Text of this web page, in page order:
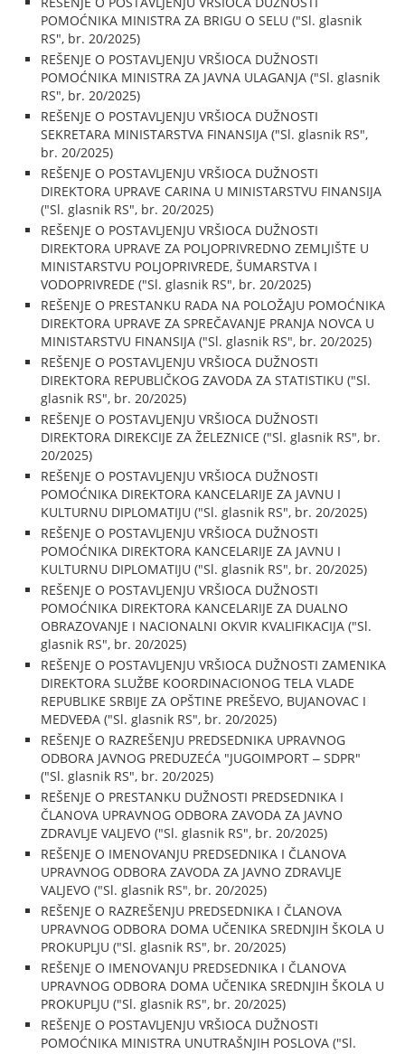
POMOĆNIKA MINISTRA ZA BRIGU O SELU ("Sl. glasnik
RS", br. 20/2025)
REŠENJE O POSTAVLJENJU VRŠIOCA DUŽNOSTI
POMOĆNIKA MINISTRA ZA JAVNA ULAGANJA ("Sl. glasnik
RS", br. 20/2025)
REŠENJE O POSTAVLJENJU VRŠIOCA DUŽNOSTI
SEKRETARA MINISTARSTVA FINANSIJA ("Sl. glasnik RS",
br. 20/2025)
REŠENJE O POSTAVLJENJU VRŠIOCA DUŽNOSTI
DIREKTORA UPRAVE CARINA U MINISTARSTVU FINANSIJA
("Sl. glasnik RS", br. 20/2025)
REŠENJE O POSTAVLJENJU VRŠIOCA DUŽNOSTI
DIREKTORA UPRAVE ZA POLJOPRIVREDNO ZEMLJIŠTE U
MINISTARSTVU POLJOPRIVREDE, ŠUMARSTVA I
VODOPRIVREDE ("Sl. glasnik RS", br. 20/2025)
REŠENJE O PRESTANKU RADA NA POLOŽAJU POMOĆNIKA
DIREKTORA UPRAVE ZA SPREČAVANJE PRANJA NOVCA U
MINISTARSTVU FINANSIJA ("Sl. glasnik RS", br. 20/2025)
REŠENJE O POSTAVLJENJU VRŠIOCA DUŽNOSTI
DIREKTORA REPUBLIČKOG ZAVODA ZA STATISTIKU ("Sl.
glasnik RS", br. 20/2025)
REŠENJE O POSTAVLJENJU VRŠIOCA DUŽNOSTI
DIREKTORA DIREKCIJE ZA ŽELEZNICE ("Sl. glasnik RS", br.
20/2025)
REŠENJE O POSTAVLJENJU VRŠIOCA DUŽNOSTI
POMOĆNIKA DIREKTORA KANCELARIJE ZA JAVNU I
KULTURNU DIPLOMATIJU ("Sl. glasnik RS", br. 20/2025)
REŠENJE O POSTAVLJENJU VRŠIOCA DUŽNOSTI
POMOĆNIKA DIREKTORA KANCELARIJE ZA JAVNU I
KULTURNU DIPLOMATIJU ("Sl. glasnik RS", br. 20/2025)
REŠENJE O POSTAVLJENJU VRŠIOCA DUŽNOSTI
POMOĆNIKA DIREKTORA KANCELARIJE ZA DUALNO
OBRAZOVANJE I NACIONALNI OKVIR KVALIFIKACIJA ("Sl.
glasnik RS", br. 20/2025)
REŠENJE O POSTAVLJENJU VRŠIOCA DUŽNOSTI ZAMENIKA
DIREKTORA SLUŽBE KOORDINACIONOG TELA VLADE
REPUBLIKE SRBIJE ZA OPŠTINE PREŠEVO, BUJANOVAC I
MEDVEĐA ("Sl. glasnik RS", br. 20/2025)
REŠENJE O RAZREŠENJU PREDSEDNIKA UPRAVNOG
ODBORA JAVNOG PREDUZEĆA "JUGOIMPORT ‒ SDPR"
("Sl. glasnik RS", br. 20/2025)
REŠENJE O PRESTANKU DUŽNOSTI PREDSEDNIKA I
ČLANOVA UPRAVNOG ODBORA ZAVODA ZA JAVNO
ZDRAVLJE VALJEVO ("Sl. glasnik RS", br. 20/2025)
REŠENJE O IMENOVANJU PREDSEDNIKA I ČLANOVA
UPRAVNOG ODBORA ZAVODA ZA JAVNO ZDRAVLJE
VALJEVO ("Sl. glasnik RS", br. 20/2025)
REŠENJE O RAZREŠENJU PREDSEDNIKA I ČLANOVA
UPRAVNOG ODBORA DOMA UČENIKA SREDNJIH ŠKOLA U
PROKUPLJU ("Sl. glasnik RS", br. 20/2025)
REŠENJE O IMENOVANJU PREDSEDNIKA I ČLANOVA
UPRAVNOG ODBORA DOMA UČENIKA SREDNJIH ŠKOLA U
PROKUPLJU ("Sl. glasnik RS", br. 20/2025)
REŠENJE O POSTAVLJENJU VRŠIOCA DUŽNOSTI
POMOĆNIKA MINISTRA UNUTRAŠNJIH POSLOVA ("Sl.